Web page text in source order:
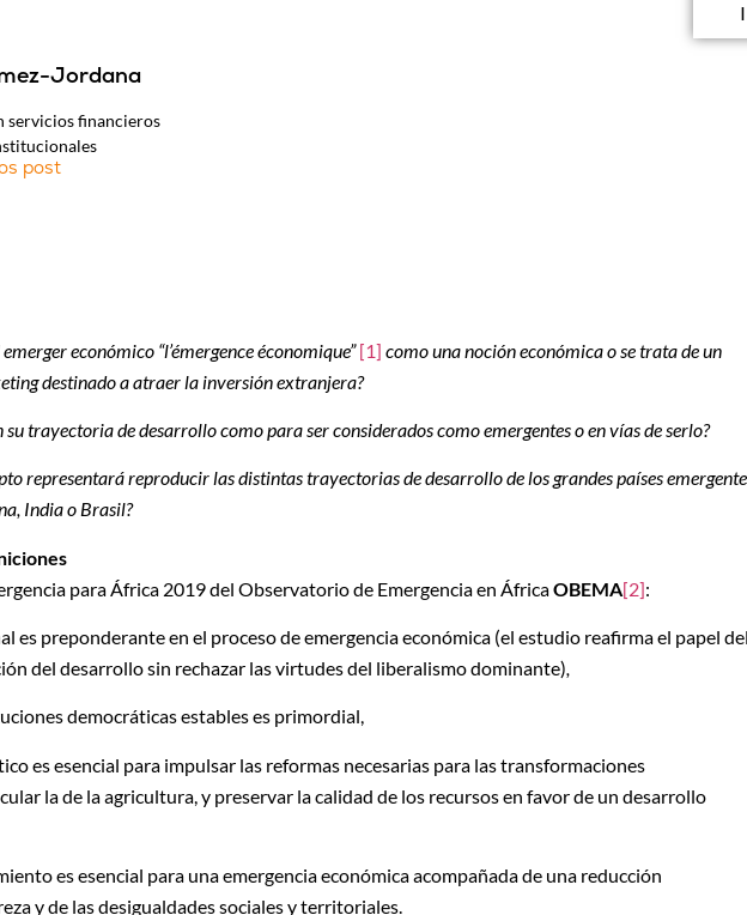
Jordana
servicios financieros
post
económico “l’émergence économique”[1] como una noción económica o se trata de un
destinado a atraer la inversión extranjera?
su trayectoria de desarrollo como para ser considerados como emergentes o en vías de serlo?
representará reproducir las distintas trayectorias de desarrollo de los grandes países
India o Brasil?
para África 2019 del Observatorio de Emergencia en ÁfricaOBEMA[2]:
es preponderante en el proceso de emergencia económica (el estudio reafirma el papel
del desarrollo sin rechazar las virtudes del liberalismo dominante),
democráticas estables es primordial,
es esencial para impulsar las reformas necesarias para las transformaciones
la de la agricultura, y preservar la calidad de los recursos en favor de un desarrollo
es esencial para una emergencia económica acompañada de una reducción
y de las desigualdades sociales y territoriales.